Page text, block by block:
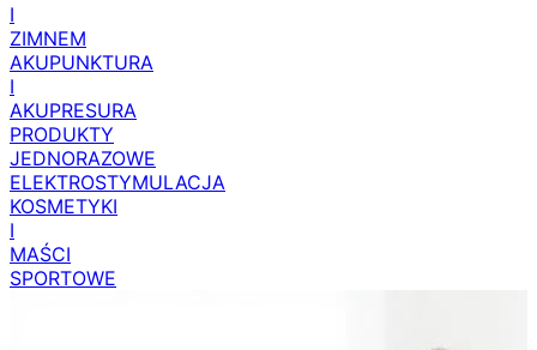
CIEPŁEM
I
ZIMNEM
AKUPUNKTURA
I
AKUPRESURA
PRODUKTY
JEDNORAZOWE
ELEKTROSTYMULACJA
KOSMETYKI
I
MAŚCI